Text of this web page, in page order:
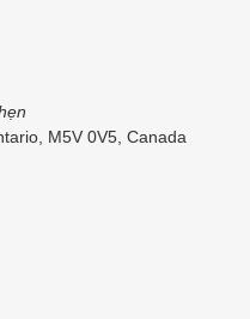
M5V 0V5, Canada